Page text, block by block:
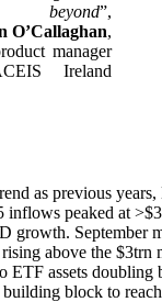
”,
O’Callaghan,
manager
Ireland
as previous
peaked at
growth. September
above the $3trn
ETF assets
block to